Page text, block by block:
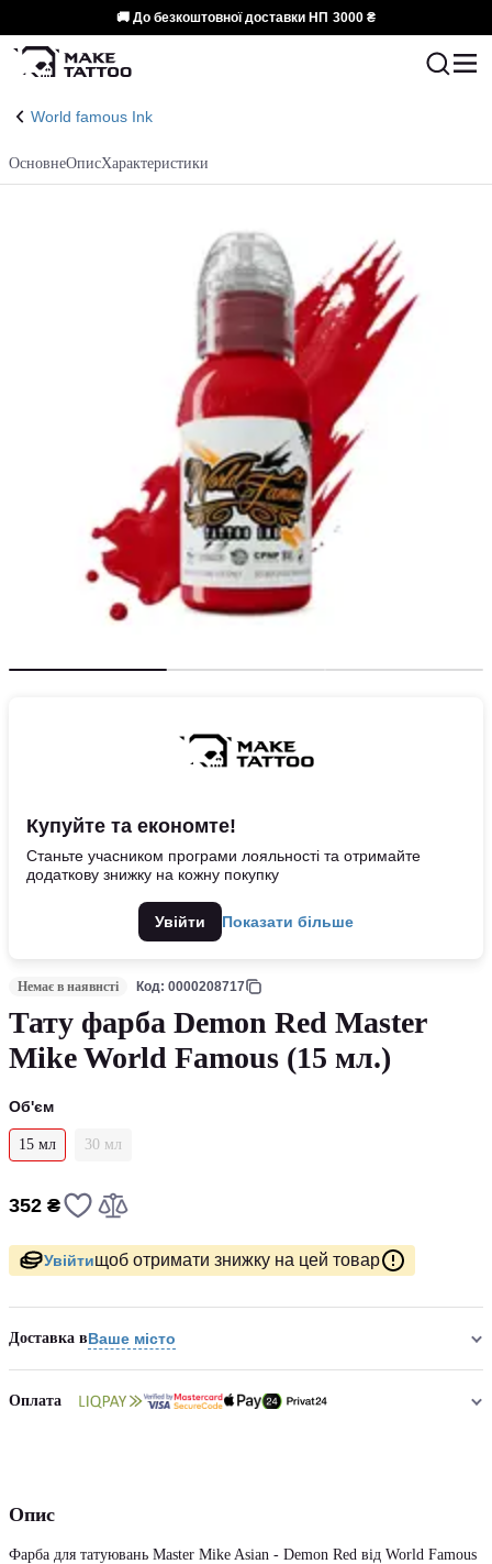
🚚 До безкоштовної доставки НП 3000 ₴
World famous Ink
ОсновнеОписХарактеристики
Купуйте та економте!
Станьте учасником програми лояльності та отримайте
додаткову знижку на кожну покупку
Увійти Показати більше
Немає в наявнсті Код: 0000208717
Тату фарба Demon Red Master
Mike World Famous (15 мл.)
Об'єм
15 мл 30 мл
352 ₴
Увійтищоб отримати знижку на цей товар
Доставка вВаше місто
Оплата
Опис
Фарба для татуювань Master Mike Asian - Demon Red від World Famous